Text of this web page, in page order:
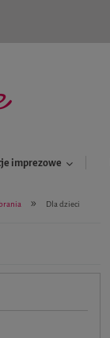
imprezowe
» Dla dzieci